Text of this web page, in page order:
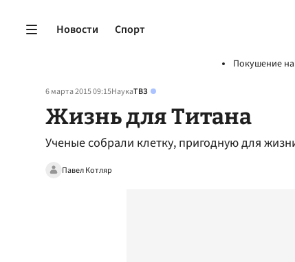
Новости Спорт
Покушение
6 марта 2015 09:15НаукаТВЗ
Жизнь для Титана
Ученые собрали клетку, пригодную для
Павел Котляр